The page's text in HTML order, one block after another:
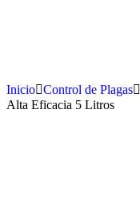
Inicio Control de Plagas
Alta Eficacia 5 Litros